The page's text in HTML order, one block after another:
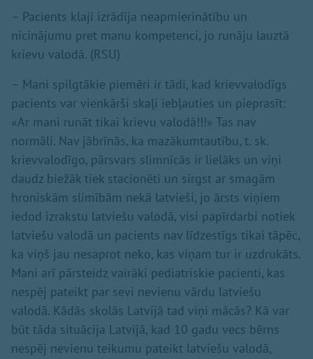
– Pacients klaji izrādīja neapmierinātību un
nicinājumu pret manu kompetenci, jo runāju lauztā
krievu valodā. (RSU)
– Mani spilgtākie piemēri ir tādi, kad krievvalodīgs
pacients var vienkārši skaļi iebļauties un pieprasīt:
«Ar mani runāt tikai krievu valodā!!!» Tas nav
normāli. Nav jābrīnās, ka mazākumtautību, t. sk.
krievvalodīgo, pārsvars slimnīcās ir lielāks un viņi
daudz biežāk tiek stacionēti un sirgst ar smagām
hroniskām slimībām nekā latvieši, jo ārsts viņiem
iedod izrakstu latviešu valodā, visi papīrdarbi notiek
latviešu valodā un pacients nav līdzestīgs tikai tāpēc,
ka viņš jau nesaprot neko, kas viņam tur ir uzdrukāts.
Mani arī pārsteidz vairāki pediatriskie pacienti, kas
nespēj pateikt par sevi nevienu vārdu latviešu
valodā. Kādās skolās Latvijā tad viņi mācās? Kā var
būt tāda situācija Latvijā, kad 10 gadu vecs bērns
nespēj nevienu teikumu pateikt latviešu valodā,